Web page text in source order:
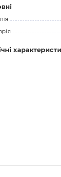
дизайн,
для
додасть стиль і